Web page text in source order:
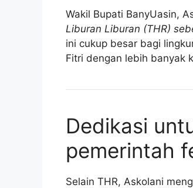
Wakil Bupati BanyUasin,
Liburan Liburan (THR)
ini cukup besar bagi
Fitri dengan lebih banyak
Dedikasi
pemerintah
Selain THR, Askolani